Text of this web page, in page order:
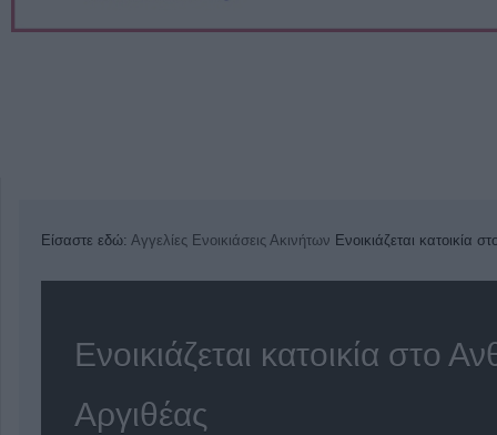
Είσαστε εδώ: Αγγελίες Ενοικιάσεις Ακινήτων Ενοικιάζεται κατοικία
Ενοικιάζεται κατοικία στο
Αργιθέας